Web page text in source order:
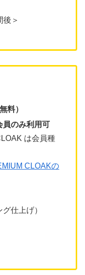
後＞
料）
員のみ利用可
は会員種
CLOAKの
グ仕上げ）